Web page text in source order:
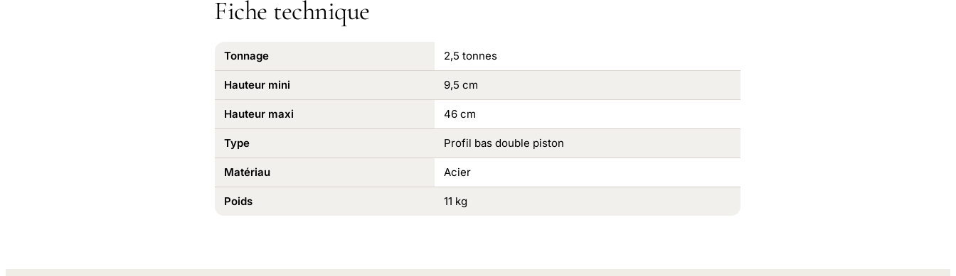
Fiche technique
Tonnage 2,5 tonnes
Hauteur mini 9,5 cm
Hauteur maxi 46 cm
Type Profil bas double piston
Matériau Acier
Poids 11 kg